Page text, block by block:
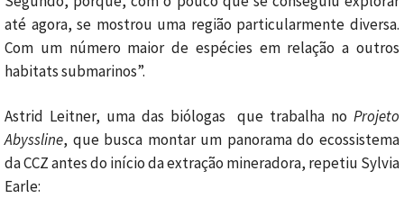
até agora, se mostrou uma região particularmente diversa.
Com um número maior de espécies em relação a outros
habitats submarinos”.
Astrid Leitner, uma das biólogas que trabalha no Projeto
Abyssline, que busca montar um panorama do ecossistema
da CCZ antes do início da extração mineradora, repetiu Sylvia
Earle: